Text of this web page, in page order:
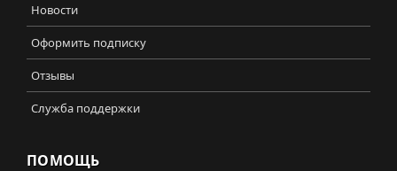
Новости
Оформить подписку
Отзывы
Служба поддержки
ПОМОЩЬ